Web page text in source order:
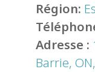
Région:
Adresse :
Barrie,